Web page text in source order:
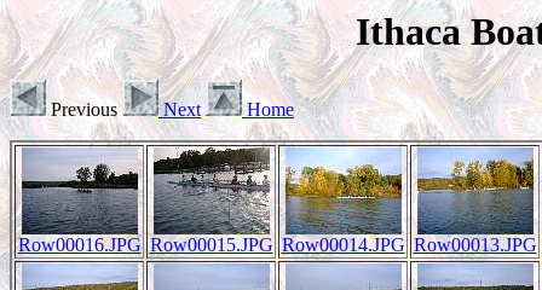
Ithaca
Previous Next Home
Row00016.JPG Row00015.JPG Row00014.JPG Row00013.JPG